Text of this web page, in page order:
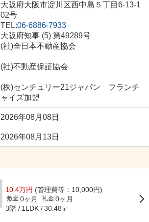
大阪府大阪市淀川区西中島５丁目6-13-1
02号
TEL:06-6886-7933
大阪府知事 (5) 第49289号
(社)全日本不動産協会
(社)不動産保証協会
(株)センチュリー21ジャパン フランチ
ャイズ加盟
2026年08月08日
2026年08月13日
10.4万円 (管理費等：10,000円)
敷金 0ヶ月 礼金 0ヶ月
3階 1LDK 30.48㎡